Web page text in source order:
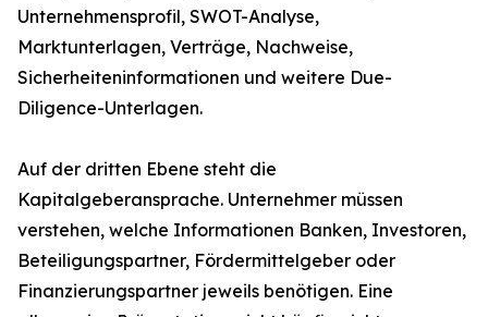
Unternehmensprofil, SWOT-Analyse,
Marktunterlagen, Verträge, Nachweise,
Sicherheiteninformationen und weitere Due-
Diligence-Unterlagen.
Auf der dritten Ebene steht die
Kapitalgeberansprache. Unternehmer müssen
verstehen, welche Informationen Banken, Investoren,
Beteiligungspartner, Fördermittelgeber oder
Finanzierungspartner jeweils benötigen. Eine